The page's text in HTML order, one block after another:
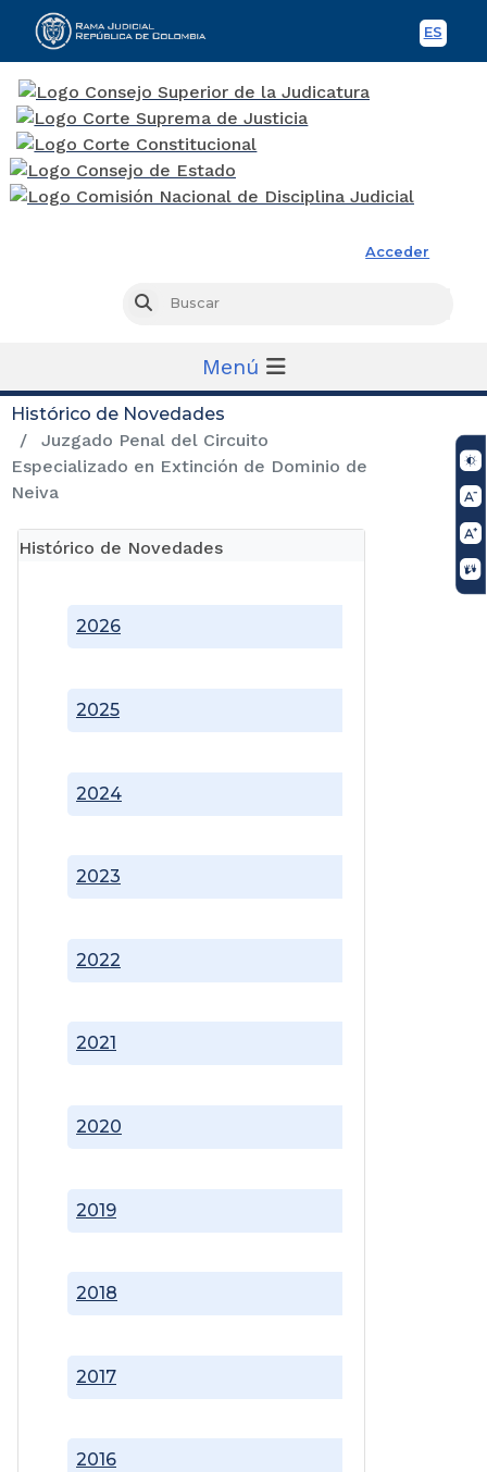
ES
Acceder
Buscar
Menú
Histórico de Novedades
Juzgado Penal del Circuito
Especializado en Extinción de Dominio de
Neiva
Histórico de Novedades
2016
2017
2018
2019
2020
2021
2022
2023
2024
2025
2026